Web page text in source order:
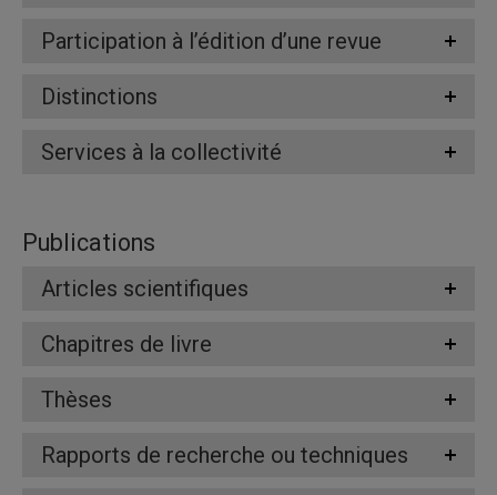
Participation à l’édition d’une revue
Distinctions
Services à la collectivité
Publications
Articles scientifiques
Chapitres de livre
Thèses
Rapports de recherche ou techniques